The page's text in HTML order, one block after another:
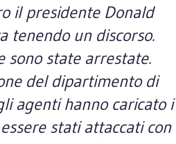
il presidente Donald
tenendo un discorso.
sono state arrestate.
del dipartimento di
agenti hanno caricato i
stati attaccati con